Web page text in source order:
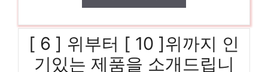
[ 6 ] 위부터 [ 10 ]위까지 인
기있는 제품을 소개드립니